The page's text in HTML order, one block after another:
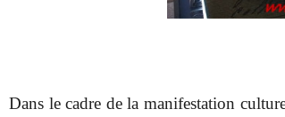
Dans le cadre de la manifestation